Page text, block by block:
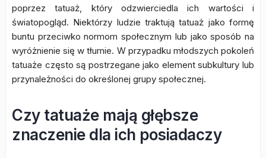
poprzez tatuaż, który odzwierciedla ich wartości i
światopogląd. Niektórzy ludzie traktują tatuaż jako formę
buntu przeciwko normom społecznym lub jako sposób na
wyróżnienie się w tłumie. W przypadku młodszych pokoleń
tatuaże często są postrzegane jako element subkultury lub
przynależności do określonej grupy społecznej.
Czy tatuaże mają głębsze
znaczenie dla ich posiadaczy